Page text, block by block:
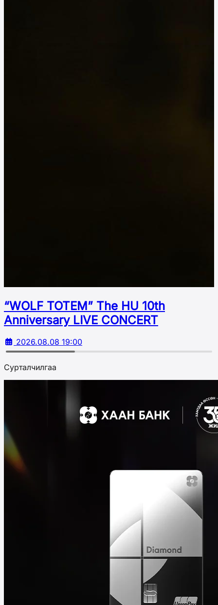
“WOLF TOTEM” The HU 10th
Аnniversary LIVE CONCERT
2026.08.08 19:00
Сурталчилгаа